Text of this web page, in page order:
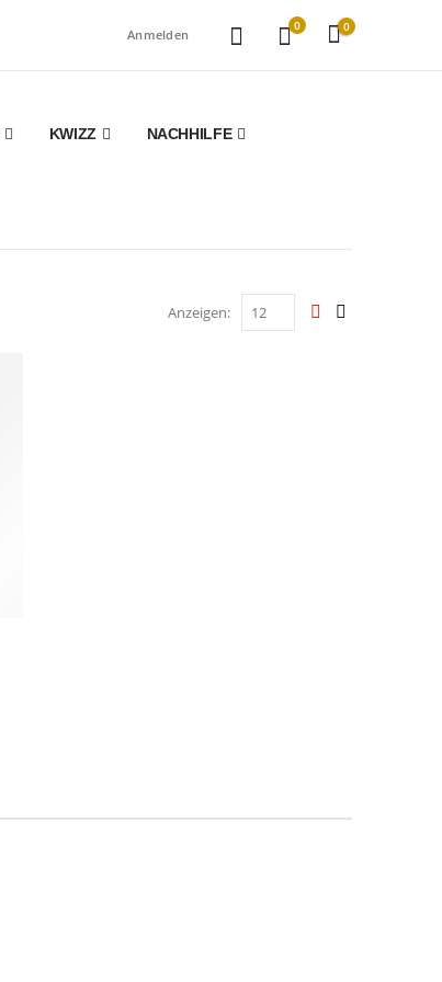
Anmelden
0 0
KWIZZ NACHHILFE
Anzeigen: